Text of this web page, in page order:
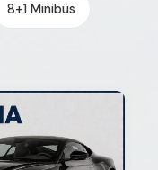
8+1 Minibüs